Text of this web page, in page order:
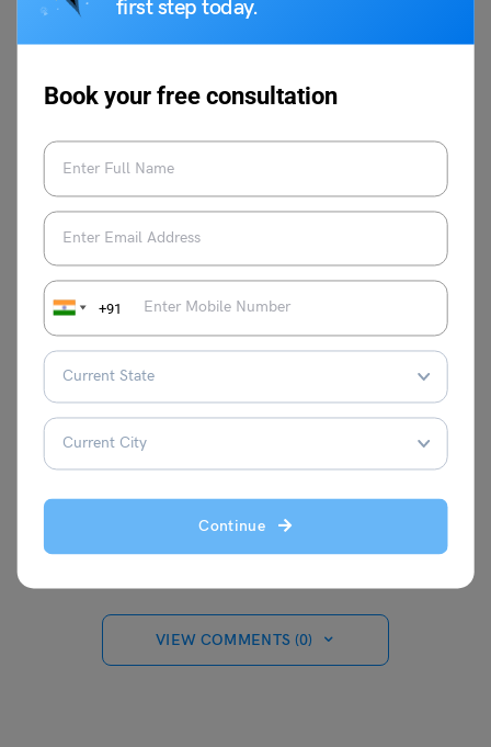
first step today.
Book your free consultation
+91
Continue
नीरज
नीरज वर्तमान में Leverage Edu के स्टडी अब्रॉड
प्लेटफॉर्म में एसोसिएट कंटेंट राइटर के रूप में कार्यरत
हैं। उन्हें स्टडी अब्रॉड, करंट अफेयर्स, NEET परीक्षा,
ट्रेंडिंग इवेंट्स, स्टोरी राइटिंग और साहित्यिक विषयों
पर लेखन का चार वर्षों से अधिक का अनुभव है। इससे
ThisDay App में कंटेंट राइटर और कंटेंट डेवलपर
रह चुके हैं। उन्होंने चौधरी चरण सिंह विश्वविद्यालय से
हिंदी में और दिल्ली विश्वविद्यालय से बौद्ध अध्ययन में
neeraj.kashyap@leverageedu.com
VIEW COMMENTS (0)